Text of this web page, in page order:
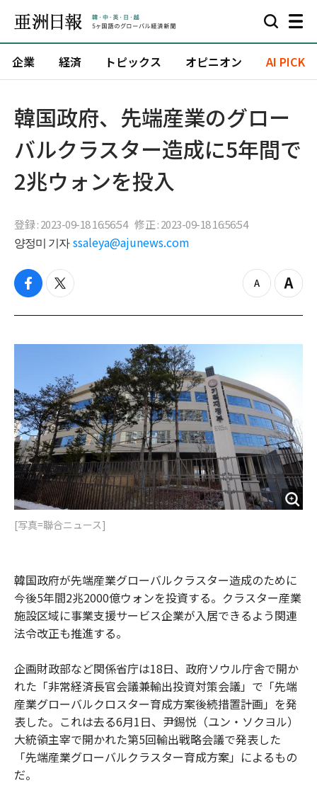
企業 経済 トピックス オピニオン AI PICK
韓国政府、先端産業のグロー
バルクラスター造成に5年間で
2兆ウォンを投入
登録 : 2023-09-18 16:56:54 修正 : 2023-09-18 16:56:54
양정미 기자 ssaleya@ajunews.com
f
c
b
t
i
t
z
o
o
Z
o
i
[写真=聯合ニュース]
韓国政府が先端産業グローバルクラスター造成のために
今後5年間2兆2000億ウォンを投資する。クラスター産業
施設区域に事業支援サービス企業が入居できるよう関連
法令改正も推進する。
企画財政部など関係省庁は18日、政府ソウル庁舎で開か
れた「非常経済長官会議兼輸出投資対策会議」で「先端
産業グローバルクロスター育成方案後続措置計画」を発
表した。これは去る6月1日、尹錫悦（ユン・ソクヨル）
大統領主宰で開かれた第5回輸出戦略会議で発表した
「先端産業グローバルクラスター育成方案」によるもの
だ。